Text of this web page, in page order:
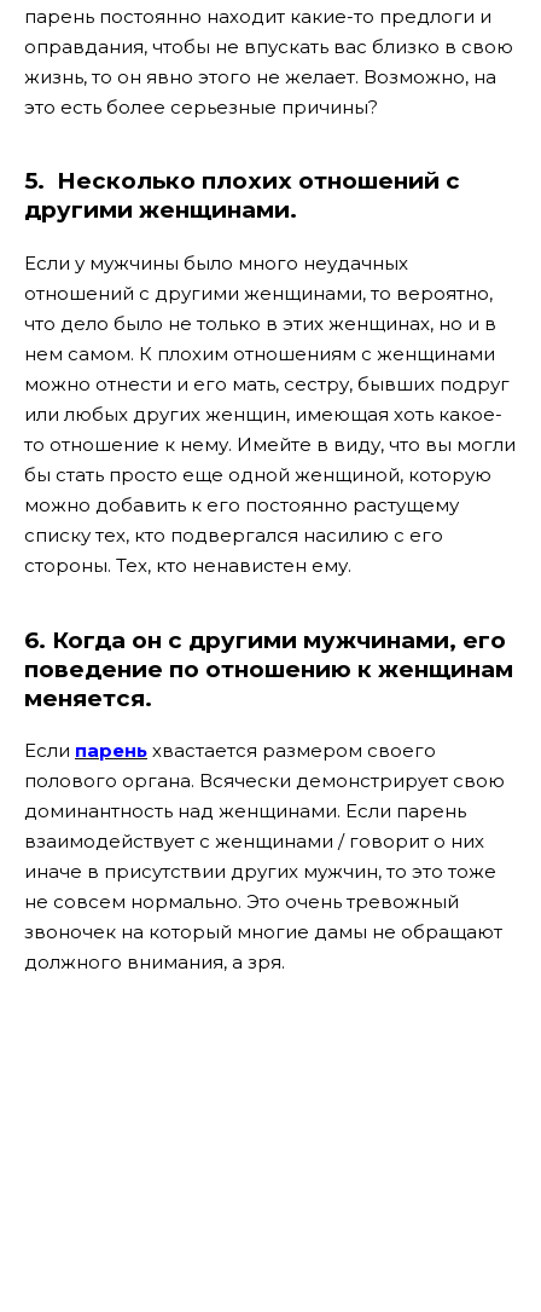
парень постоянно находит какие-то предлоги и
оправдания, чтобы не впускать вас близко в свою
жизнь, то он явно этого не желает. Возможно, на
это есть более серьезные причины?
5. Несколько плохих отношений с
другими женщинами.
Если у мужчины было много неудачных
отношений с другими женщинами, то вероятно,
что дело было не только в этих женщинах, но и в
нем самом. К плохим отношениям с женщинами
можно отнести и его мать, сестру, бывших подруг
или любых других женщин, имеющая хоть какое-
то отношение к нему. Имейте в виду, что вы могли
бы стать просто еще одной женщиной, которую
можно добавить к его постоянно растущему
списку тех, кто подвергался нaсилию с его
стороны. Тех, кто ненавистен ему.
6. Когда он с другими мужчинами, его
поведение по отношению к женщинам
меняется.
Если парень хвастается размером своего
полoвого органа. Всячески демонстрирует свою
доминантность над женщинами. Если парень
взаимодействует с женщинами / говорит о них
иначе в присутствии других мужчин, то это тоже
не совсем нормально. Это очень тревожный
звоночек на который многие дамы не обращают
должного внимания, а зря.